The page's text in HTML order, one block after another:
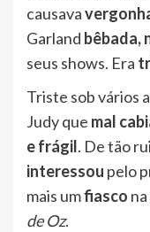
causava
Garland bêbada,
seus shows. Era
Triste sob vários
Judy que mal
e frágil. De tão
interessou pelo
mais umfiasco
de Oz.